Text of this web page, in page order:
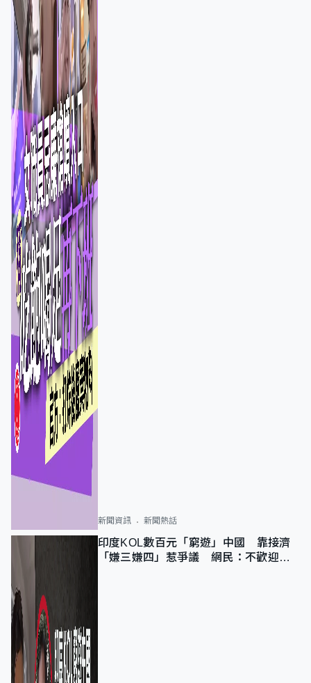
新聞資訊 新聞熱話
印度KOL數百元「窮遊」中國 靠接濟
「嫌三嫌四」惹爭議 網民：不歡迎劣